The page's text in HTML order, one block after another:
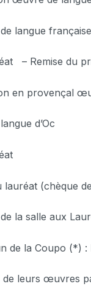
langue française
– Remise du
en provençal
d’Oc
lauréat (chèque
la salle aux
de la Coupo (*)
de leurs œuvres